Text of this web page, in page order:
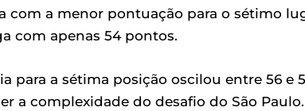
a menor pontuação para o sétimo
com apenas 54 pontos.
para a sétima posição oscilou entre 56 e
a complexidade do desafio do São